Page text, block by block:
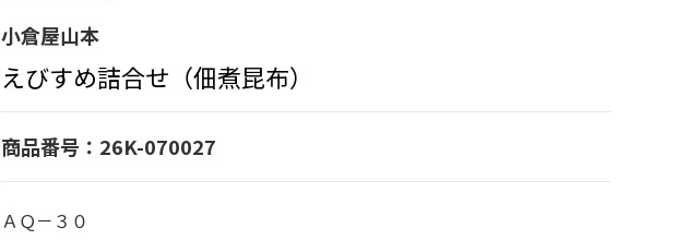
小倉屋山本
えびすめ詰合せ（佃煮昆布）
商品番号：26K-070027
ＡＱ－３０